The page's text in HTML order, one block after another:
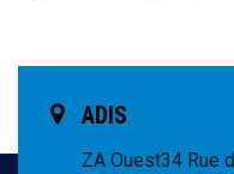
ADIS
ZA Ouest34 Rue